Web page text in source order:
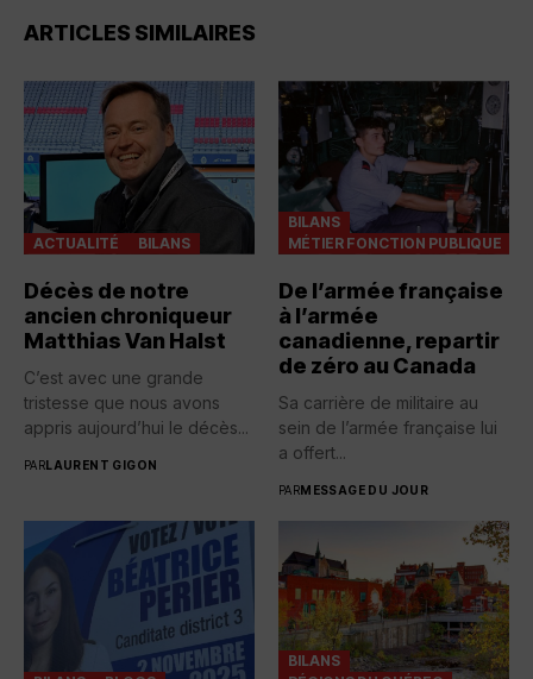
ARTICLES SIMILAIRES
ACTUALITÉ BILANS
Décès de notre
ancien chroniqueur
Matthias Van Halst
C’est avec une grande
tristesse que nous avons
appris aujourd’hui le décès...
PARLAURENT GIGON
BILANS
MÉTIER FONCTION PUBLIQUE
De l’armée française
à l’armée
canadienne, repartir
de zéro au Canada
Sa carrière de militaire au
sein de l’armée française lui
a offert...
PARMESSAGE DU JOUR
BILANS